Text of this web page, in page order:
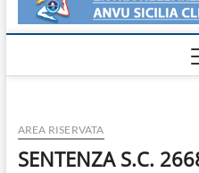
AREA RISERVATA
SENTENZA S.C.